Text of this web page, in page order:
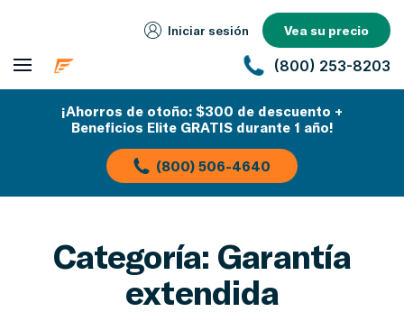
Iniciar sesión Vea su precio
(800) 253-8203
¡Ahorros de otoño: $300 de descuento +
Beneficios Elite GRATIS durante 1 año!
(800) 506-4640
Categoría: Garantía
extendida